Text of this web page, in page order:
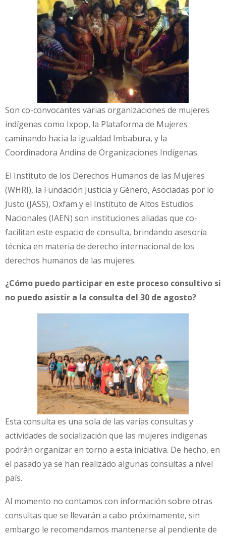
Son co-convocantes varias organizaciones de mujeres
indígenas como Ixpop, la Plataforma de Mujeres
caminando hacia la igualdad Imbabura, y la
Coordinadora Andina de Organizaciones Indígenas.
El Instituto de los Derechos Humanos de las Mujeres
(WHRI), la Fundación Justicia y Género, Asociadas por lo
Justo (JASS), Oxfam y el Instituto de Altos Estudios
Nacionales (IAEN) son instituciones aliadas que co-
facilitan este espacio de consulta, brindando asesoría
técnica en materia de derecho internacional de los
derechos humanos de las mujeres.
¿Cómo puedo participar en este proceso consultivo si
no puedo asistir a la consulta del 30 de agosto?
Esta consulta es una sola de las varias consultas y
actividades de socialización que las mujeres indígenas
podrán organizar en torno a esta iniciativa. De hecho, en
el pasado ya se han realizado algunas consultas a nivel
país.
Al momento no contamos con información sobre otras
consultas que se llevarán a cabo próximamente, sin
embargo le recomendamos mantenerse al pendiente de